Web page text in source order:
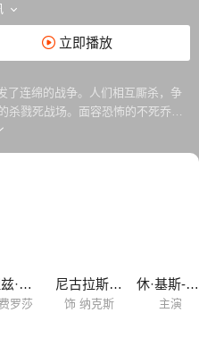
立即播放
了连绵的战争。人们相互厮杀，争
戮死战场。面容恐怖的不死乔在
国，他手下的战郎驾驶装备尖端武
死乔恼羞成怒，发誓要追回生育
查理兹·塞隆
罗莎
尼古拉斯·霍尔特
饰 纳克斯
休·基斯-拜恩
主演